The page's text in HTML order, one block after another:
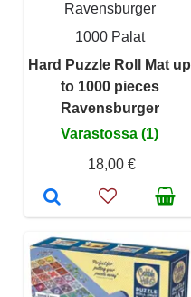
Ravensburger
1000 Palat
Hard Puzzle Roll Mat up
to 1000 pieces
Ravensburger
Varastossa (1)
18,00 €